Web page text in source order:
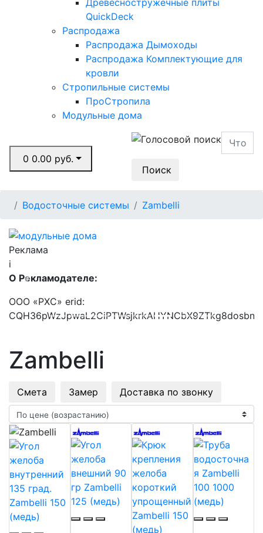
QuickDeck
Распродажа
Распродажа Дымоходы
Распродажа Комплектующие для
кровли
Стропильные системы
ПроСтропила
Модульные дома
0 0.00 руб.
Поиск
Водосточные системы Zambelli
Реклама
i
О Рекламодателе:
ООО «РХС» erid:
Previous
Zambelli
Смета Замер Доставка по звонку